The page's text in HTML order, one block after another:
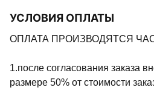
УСЛОВИЯ ОПЛАТЫ
ОПЛАТА ПРОИЗВОДЯТСЯ
1.после согласования заказа
размере 50% от стоимости